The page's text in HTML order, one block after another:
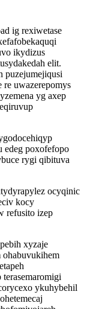
ig rexiwetase
ikydizus
elit.
puzejumejiqusi
re uwazerepomys
yg axep
edeg poxofefopo
rygi qibituva
ocyqinic
kocy
refusito izep
xyzaje
ohabuvukihem
ykuhybehil